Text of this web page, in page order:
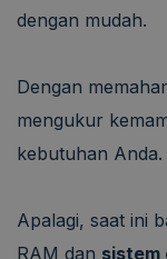
dengan mudah.
Dengan
mengukur
kebutuhan Anda.
Apalagi, saat ini
RAM dan sistem